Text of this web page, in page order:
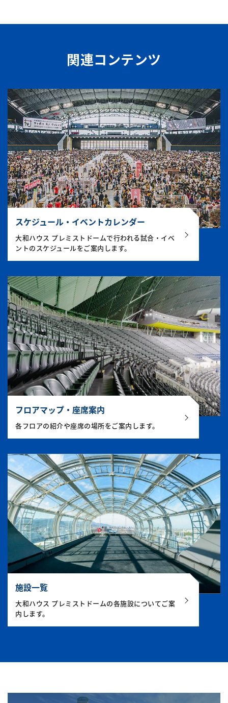
関連コンテンツ
スケジュール・イベントカレンダー
大和ハウス プレミストドームで行われる試合・イベ
ントのスケジュールをご案内します。
フロアマップ・座席案内
各フロアの紹介や座席の場所をご案内します。
施設一覧
大和ハウス プレミストドームの各施設についてご案
内します。